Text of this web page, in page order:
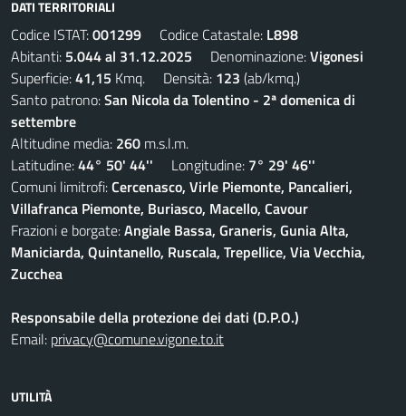
DATI TERRITORIALI
Codice ISTAT:001299 Codice Catastale: L898
Abitanti: 5.044 al 31.12.2025 Denominazione:Vigonesi
Superficie:41,15 Kmq. Densità: 123 (ab/kmq.)
Santo patrono:San Nicola da Tolentino - 2ª domenica di
settembre
Altitudine media: 260 m.s.l.m.
Latitudine:44° 50' 44'' Longitudine: 7° 29' 46''
Comuni limitrofi:Cercenasco, Virle Piemonte, Pancalieri,
Villafranca Piemonte, Buriasco, Macello, Cavour
Frazioni e borgate:Angiale Bassa, Graneris, Gunia Alta,
Maniciarda, Quintanello, Ruscala, Trepellice, Via Vecchia,
Zucchea
Responsabile della protezione dei dati (D.P.O.)
Email: privacy@comune.vigone.to.it
UTILITÀ